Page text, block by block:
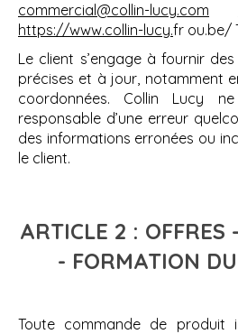
commercial@collin-lucy.com /
https://www.collin-lucy.fr ou.be/
Le client s’engage à fournir
précises et à jour, notamment
coordonnées. Collin Lucy
responsable d’une erreur
des informations erronées ou
le client.
ARTICLE 2 : OFFRES
- FORMATION
Toute commande de produit